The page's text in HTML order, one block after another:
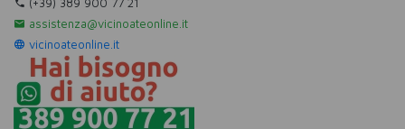
(+39) 389 900 77 21
assistenza@vicinoateonline.it
vicinoateonline.it